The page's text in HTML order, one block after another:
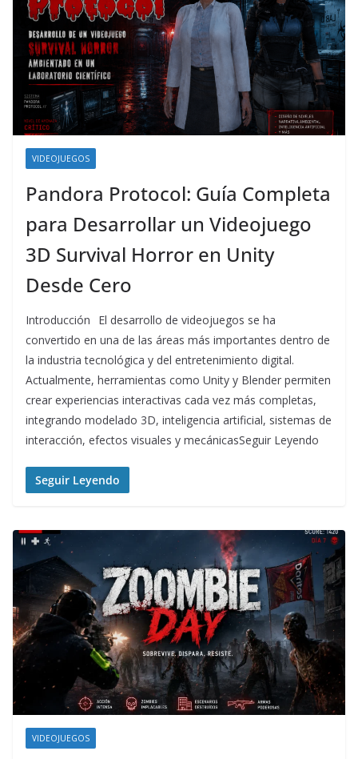
VIDEOJUEGOS
Pandora Protocol: Guía Completa
para Desarrollar un Videojuego
3D Survival Horror en Unity
Desde Cero
Introducción El desarrollo de videojuegos se ha
convertido en una de las áreas más importantes dentro de
la industria tecnológica y del entretenimiento digital.
Actualmente, herramientas como Unity y Blender permiten
crear experiencias interactivas cada vez más completas,
integrando modelado 3D, inteligencia artificial, sistemas de
interacción, efectos visuales y mecánicasSeguir Leyendo
Seguir Leyendo
VIDEOJUEGOS